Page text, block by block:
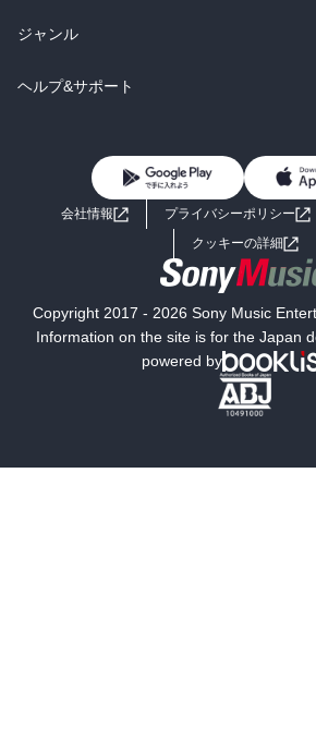
BL・TL
雑誌・グラビア
BL・TL
ラノベ
雑誌・グラビア
総合
ラノベ
ジャンル
コミック
ライトノベル 男子向
小説
海外小説
ミステリー SF
文学
ヘルプ&サポート
よくあるご質問 お問い
会社情報 プライバシーポリシー
クッキーの詳細
Copyright 2017 - 2026 Sony Music
Information on the site is for the Japan
powered by